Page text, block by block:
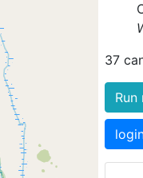
37